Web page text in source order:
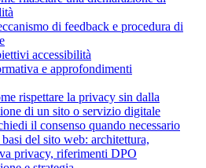
di feedback e procedura di
accessibilità
e approfondimenti
rispettare la privacy sin dalla
di un sito o servizio digitale
il consenso quando necessario
del sito web: architettura,
privacy, riferimenti DPO